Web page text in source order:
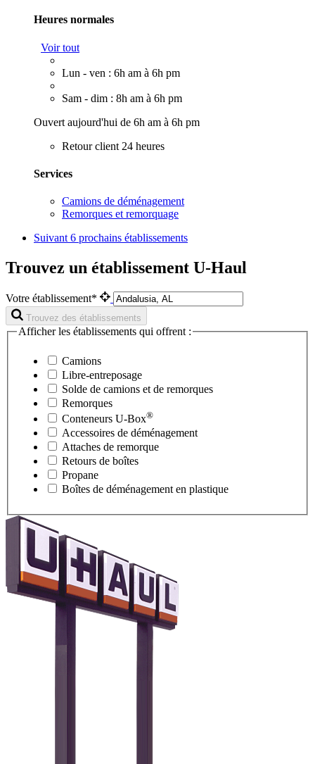
Heures normales
Voir tout
Lun - ven : 6h am à 6h pm
Sam - dim : 8h am à 6h pm
Ouvert aujourd'hui de 6h am à 6h pm
Retour client 24 heures
Services
Camions de déménagement
Remorques et remorquage
Suivant 6 prochains établissements
Trouvez un établissement U-Haul
Votre établissement*
Trouvez des établissements
Afficher les établissements qui offrent :
Camions
Libre-entreposage
Solde de camions et de remorques
Remorques
Conteneurs U-Box®
Accessoires de déménagement
Attaches de remorque
Retours de boîtes
Propane
Boîtes de déménagement en plastique